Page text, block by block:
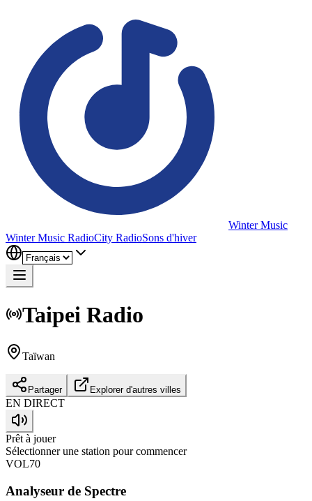
Winter Music
Winter Music RadioCity RadioSons d'hiver
Taipei Radio
Taïwan
Partager Explorer d'autres villes
EN DIRECT
Prêt à jouer
Sélectionner une station pour commencer
VOL70
Analyseur de Spectre